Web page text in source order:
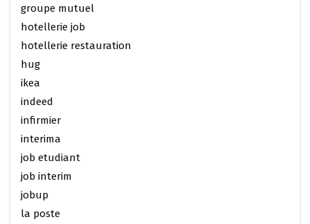
groupe mutuel
hotellerie job
hotellerie restauration
hug
ikea
indeed
infirmier
interima
job etudiant
job interim
jobup
la poste